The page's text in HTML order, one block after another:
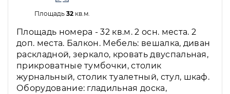
Площадь 32кв.м.
Площадь номера - 32 кв.м. 2 осн. места. 2
доп. места. Балкон. Мебель: вешалка, диван
раскладной, зеркало, кровать двуспальная,
прикроватные тумбочки, столик
журнальный, столик туалетный, стул, шкаф.
Оборудование: гладильная доска,